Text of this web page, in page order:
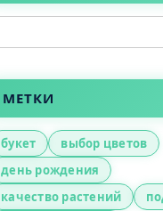
МЕТКИ
букет
выбор цветов
день рождения
качество растений